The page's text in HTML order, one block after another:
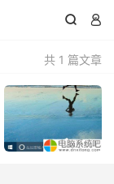
 
共 1 篇文章